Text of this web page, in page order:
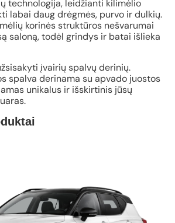
technologija, leidžianti kilimėlio
labai daug drėgmės, purvo ir dulkių.
korinės struktūros nešvarumai
saloną, todėl grindys ir batai išlieka
įvairių spalvų derinių.
spalva derinama su apvado juostos
unikalus ir išskirtinis jūsų